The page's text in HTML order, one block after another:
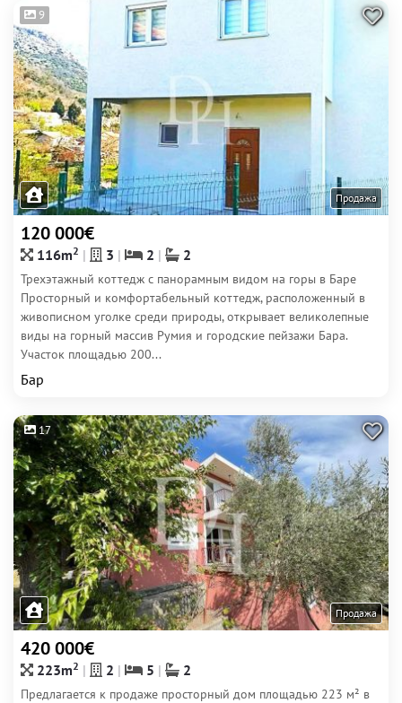
9
Продажа
120 000€
116m2 3 2 2
Трехэтажный коттедж с панорамным видом на горы в Баре
Просторный и комфортабельный коттедж, расположенный в
живописном уголке среди природы, открывает великолепные
виды на горный массив Румия и городские пейзажи Бара.
Участок площадью 200...
Бар
17
Продажа
420 000€
223m2 2 5 2
Предлагается к продаже просторный дом площадью 223 м² в